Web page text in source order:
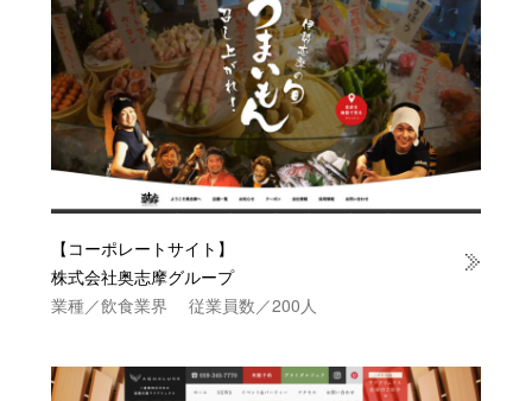
【コーポレートサイト】
株式会社奥志摩グループ
業種／飲食業界 従業員数／200人